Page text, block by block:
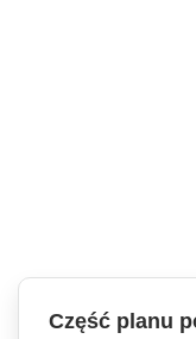
Część planu